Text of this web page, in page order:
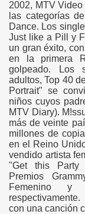
2002, MTV
las categorías
Dance. Los
Just like a Pill y
un gran éxito,
en la primera
golpeado. Los
adultos, Top 40
Portrait" se
niños cuyos
MTV Diary).
más de veinte
millones de
en el Reino
vendido artista
"Get this Party
Premios
Femenino y
con una canción